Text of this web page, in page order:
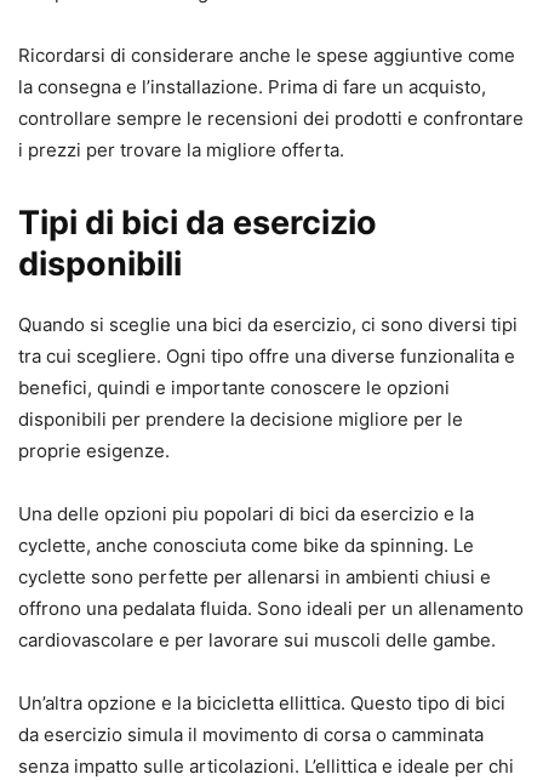
Ricordarsi di considerare anche le spese aggiuntive come
la consegna e l’installazione. Prima di fare un acquisto,
controllare sempre le recensioni dei prodotti e confrontare
i prezzi per trovare la migliore offerta.
Tipi di bici da esercizio
disponibili
Quando si sceglie una bici da esercizio, ci sono diversi tipi
tra cui scegliere. Ogni tipo offre una diverse funzionalita e
benefici, quindi e importante conoscere le opzioni
disponibili per prendere la decisione migliore per le
proprie esigenze.
Una delle opzioni piu popolari di bici da esercizio e la
cyclette, anche conosciuta come bike da spinning. Le
cyclette sono perfette per allenarsi in ambienti chiusi e
offrono una pedalata fluida. Sono ideali per un allenamento
cardiovascolare e per lavorare sui muscoli delle gambe.
Un’altra opzione e la bicicletta ellittica. Questo tipo di bici
da esercizio simula il movimento di corsa o camminata
senza impatto sulle articolazioni. L’ellittica e ideale per chi